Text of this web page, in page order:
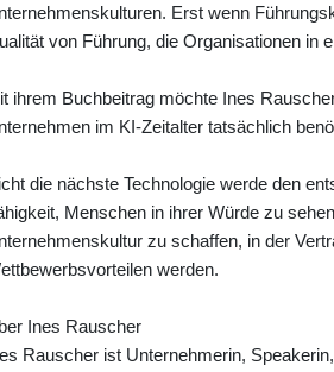
Erst wenn
von Führung, die Organisationen in
ihrem Buchbeitrag möchte Ines
im KI-Zeitalter tatsächlich
die nächste Technologie werde den
Menschen in ihrer Würde zu
zu schaffen, in der
werden.
Ines Rauscher
Rauscher ist Unternehmerin,